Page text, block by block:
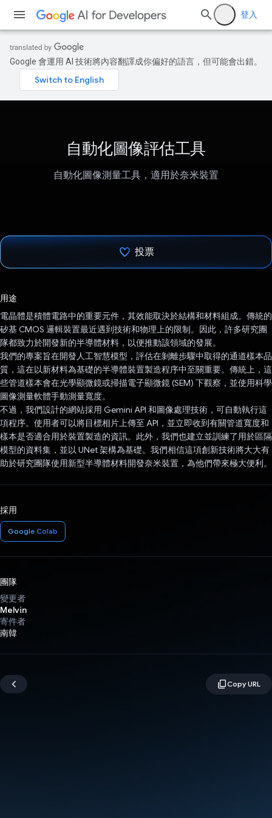
登入
Google 會運用 AI 技術將內容翻譯成你偏好的語言，但可能會出錯。
自動化圖像評估工具
自動化圖像測量工具，適用於奈米裝置
投票
用途
電晶體是積體電路中的重要元件，其效能取決於結構和材料組成。傳統的
矽基 CMOS 邏輯裝置最近遇到技術和物理上的限制。因此，許多研究團
隊都致力於開發新的半導體材料，以便推動該領域的發展。
我們的專案旨在開發人工智慧模型，評估在剝離步驟中取得的通道樣本品
質，這在以新材料為基礎的半導體裝置製造程序中至關重要。傳統上，這
些管道樣本會在光學顯微鏡或掃描電子顯微鏡 (SEM) 下觀察，並使用科學
圖像測量軟體手動測量寬度。
不過，我們設計的網站採用 Gemini API 和圖像處理技術，可自動執行這
項程序。使用者可以將目標相片上傳至 API，並立即收到有關管道寬度和
樣本是否適合用於裝置製造的資訊。此外，我們也建立並訓練了用於區隔
模型的資料集，並以 UNet 架構為基礎。我們相信這項創新技術將大大有
助於研究團隊使用新型半導體材料開發奈米裝置，為他們帶來極大便利。
採用
Google Colab
團隊
變更者
Melvin
寄件者
南韓